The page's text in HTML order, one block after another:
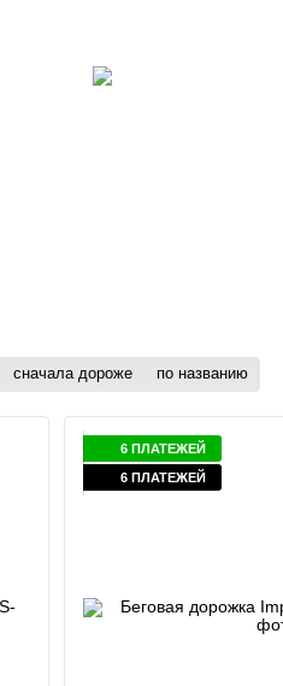
сначала дороже по названию
6 ПЛАТЕЖЕЙ
6 ПЛАТЕЖЕЙ